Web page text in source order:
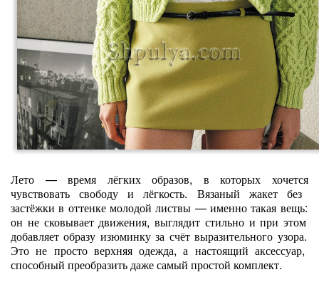
Лето — время лёгкихобразов, в которых хочется
чувствовать свободу и лёгкость. Вязаный жакетбез
застёжки в оттенкемолодой листвы — именно такая вещь:
он несковываетдвижения, выглядит стильнои при этом
добавляет образу изюминкуза счётвыразительного узора.
Это не простоверхняяодежда, а настоящий аксессуар,
способный преобразитьдажесамый простой комплект.